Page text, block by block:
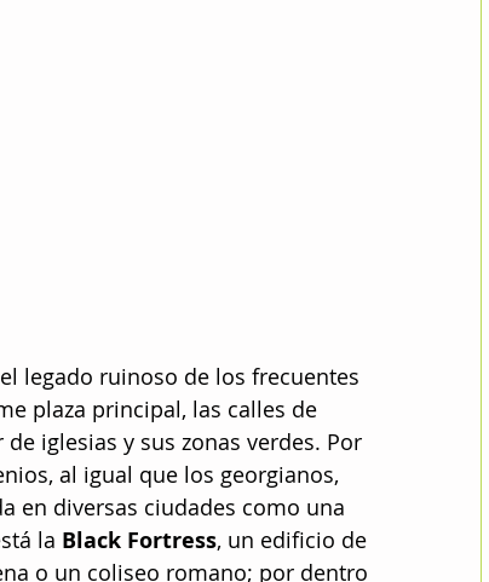
legado ruinoso de los frecuentes
plaza principal, las calles de
iglesias y sus zonas verdes. Por
al igual que los georgianos,
en diversas ciudades como una
la Black Fortress, un edificio de
o un coliseo romano; por dentro